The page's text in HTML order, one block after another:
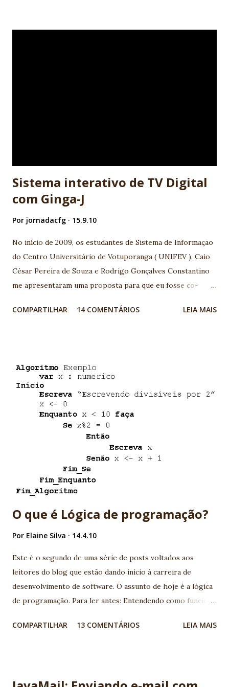
Sistema interativo de TV Digital
com Ginga-J
Por jornadacfg 15.9.10
No início de 2009, os estudantes de Sistema de Informação
do Centro Universitário de Votuporanga ( UNIFEV ), Caio
César Pereira de Souza e Rodrigo Gonçalves Constantino
me apresentaram uma proposta para que eu fosse co-
Domingos da Silva , em seu Trabalho de conclusão de curso
realizada em 2006 em Votuporanga-SP. Ficamos muito
entusiasmados com a possibilidade de interatividade na TV
Digital, e a grande quantidade de possibilidades de
desenvolvimento de aplicativos nesta área. Acompanhamos
de perto as notícias na imprensa e todo o esforço e
iniciativas realizadas pelo Fórum do Sistema Brasileiro de
TV Digital Terrestre (SBTVD) , que organizou e produziu
especificações ABNT, normatizando o sistema de TV Digital
Terrestre. O foco do TCC foi realizar o desenvolvimento
COMPARTILHAR 14 COMENTÁRIOS LEIA MAIS
O que é Lógica de programação?
Por Elaine Silva 14.4.10
Este é o segundo de uma série de posts voltados aos
leitores do blog que estão dando início à carreira de
desenvolvimento de software. O assunto de hoje é a lógica
de programação. Para ler antes: Entendendo como funciona
programação, lógica, banco de dados A lógica de
COMPARTILHAR 13 COMENTÁRIOS LEIA MAIS